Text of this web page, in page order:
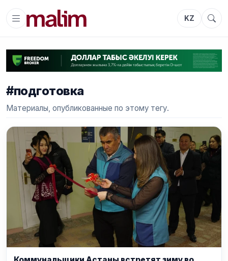
KZ
#подготовка
Материалы, опубликованные по этому тегу.